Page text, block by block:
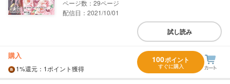
29
配信日：2021/10/01
試し読み
購入
1%還元 ：1ポイント獲得
100ポイント
すぐに購入